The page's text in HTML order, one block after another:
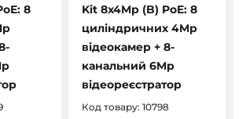
8
Kit 8x4Mp (B) PoE: 8
циліндричних 4Mp
відеокамер + 8-
канальний 6Mp
відеореєстратор
Код товару: 10798